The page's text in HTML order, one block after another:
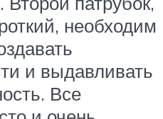
необходим
и выдавливать
Все